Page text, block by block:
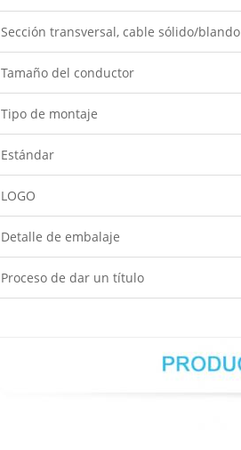
Sección transversal, cable sólido/blando
Tamaño del conductor
Tipo de montaje
Estándar
LOGO
Detalle de embalaje
Proceso de dar un título